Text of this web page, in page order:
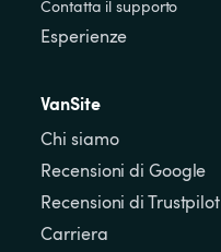
Contatta il supporto
Esperienze
VanSite
Chi siamo
Recensioni di Google
Recensioni di Trustpilot
Carriera